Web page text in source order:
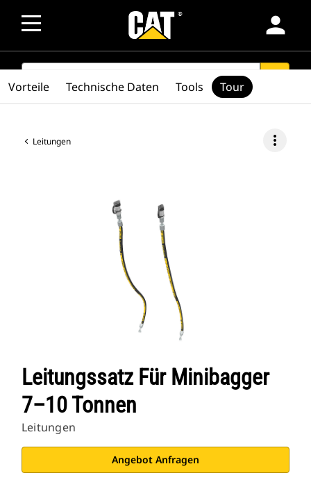
person
SEARCH
Leitungen more_vert
Leitungssatz Für Minibagger
7–10 Tonnen
Leitungen
Angebot Anfragen
Vorteile Technische Daten Tools Tour